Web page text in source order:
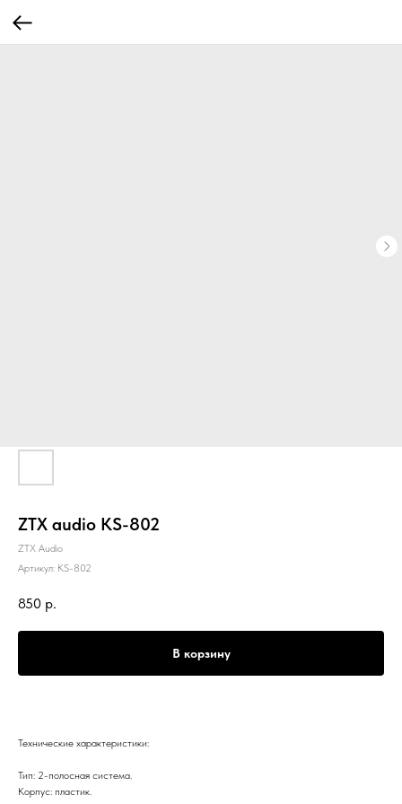
ZTX audio KS-802
ZTX Audio
Артикул: KS-802
850 р.
В корзину
Технические характеристики:
Тип: 2-полосная система.
Корпус: пластик.